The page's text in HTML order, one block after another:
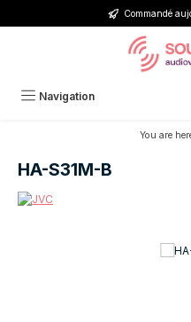
Passer au contenu principal
Commandé
Navigation
You are
HA-S31M-B